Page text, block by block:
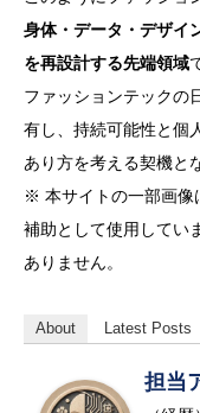
身体・データ・デザイ
を再設計する先端領域
ファッションテックの
有し、持続可能性と個
あり方を考える契機と
※ 本サイトの一部画像
補助として使用してい
ありません。
About Latest Posts
担当